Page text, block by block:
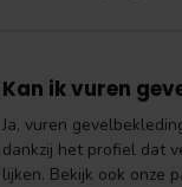
Kan ik vuren
Ja, vuren
dankzij het profiel dat
lijken. Bekijk ook onze